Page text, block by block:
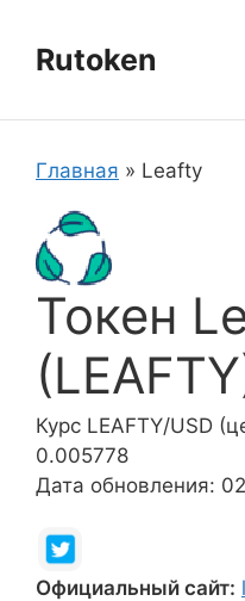
содержимому
Rutoken
Главная » Leafty
Токен
Курс LEAFTY/USD
0.005778
Дата обновления:
Официальный сайт: